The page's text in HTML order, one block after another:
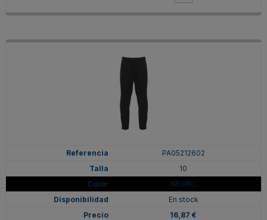
PA05212602
10
NEGRO
En stock
16,87 €